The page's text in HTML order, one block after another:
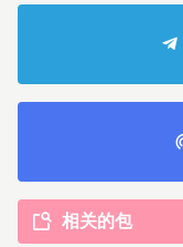
相关的包